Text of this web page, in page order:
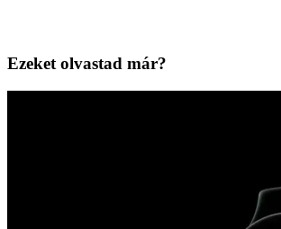
Ezeket olvastad már?